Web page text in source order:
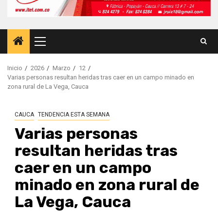
Menú
principal
Inicio 2026 Marzo
12
Varias personas resultan heridas tras caer en un campo minado en
zona rural de La Vega, Cauca
CAUCA TENDENCIA ESTA SEMANA
Varias personas
resultan heridas tras
caer en un campo
minado en zona rural de
La Vega, Cauca